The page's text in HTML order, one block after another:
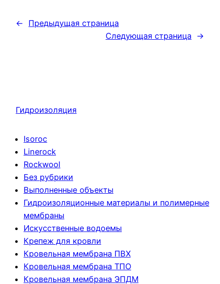
←
Предыдущая страница
Следующая страница
→
Гидроизоляция
Isoroc
Linerock
Rockwool
Без рубрики
Выполненные объекты
Гидроизоляционные материалы и полимерные
мембраны
Искусственные водоемы
Крепеж для кровли
Кровельная мембрана ПВХ
Кровельная мембрана ТПО
Кровельная мембрана ЭПДМ